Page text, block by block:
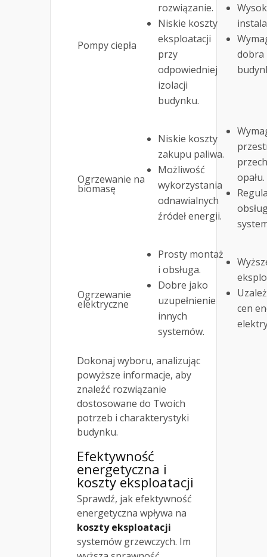
Pompy ciepła
rozwiązanie.
Niskie koszty
eksploatacji
przy
odpowiedniej
izolacji
budynku.
dobra
Ogrzewanie na
biomasę
Niskie koszty
zakupu paliwa.
Możliwość
wykorzystania
odnawialnych
źródeł energii.
opału.
Ogrzewanie
elektryczne
Prosty montaż
i obsługa.
Dobre jako
uzupełnienie
innych
systemów.
cen
Dokonaj wyboru, analizując
powyższe informacje, aby
znaleźć rozwiązanie
dostosowane do Twoich
potrzeb i charakterystyki
budynku.
Efektywność
energetyczna i
koszty eksploatacji
Sprawdź, jak efektywność
energetyczna wpływa na
koszty eksploatacji
systemów grzewczych. Im